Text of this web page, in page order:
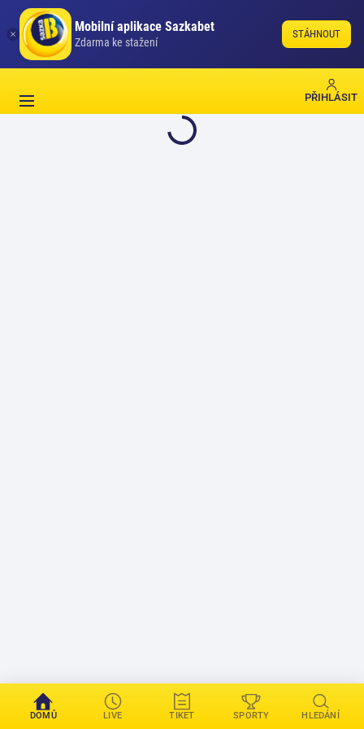
Mobilní aplikace Sazkabet
Zdarma ke stažení
STÁHNOUT
PŘIHLÁSIT
DOMŮ LIVE TIKET SPORTY HLEDÁNÍ